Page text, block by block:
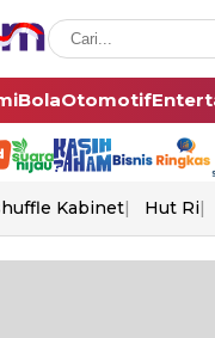
BolaOtomotif
Kabinet Hut Ri